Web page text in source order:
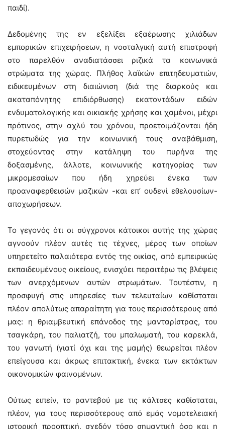
παιδί).
Δεδομένης της εν εξελίξει εξαέρωσης χιλιάδων
εμπορικών επιχειρήσεων, η νοσταλγική αυτή επιστροφή
στο παρελθόν αναδιατάσσει ριζικά τα κοινωνικά
στρώματα της χώρας. Πλήθος λαϊκών επιτηδευματιών,
ειδικευμένων στη διαιώνιση (διά της διαρκούς και
ακαταπόνητης επιδιόρθωσης) εκατοντάδων ειδών
ενδυματολογικής και οικιακής χρήσης και χαμένοι, μέχρι
πρότινος, στην αχλύ του χρόνου, προετοιμάζονται ήδη
πυρετωδώς για την κοινωνική τους αναβάθμιση,
στοχεύοντας στην κατάληψη του πυρήνα της
δοξασμένης, άλλοτε, κοινωνικής κατηγορίας των
μικρομεσαίων που ήδη χηρεύει ένεκα των
προαναφερθεισών μαζικών -και επ’ ουδενί εθελουσίων-
αποχωρήσεων.
Το γεγονός ότι οι σύγχρονοι κάτοικοι αυτής της χώρας
αγνοούν πλέον αυτές τις τέχνες, μέρος των οποίων
υπηρετείτο παλαιότερα εντός της οικίας, από εμπειρικώς
εκπαιδευμένους οικείους, ενισχύει περαιτέρω τις βλέψεις
των ανερχόμενων αυτών στρωμάτων. Τουτέστιν, η
προσφυγή στις υπηρεσίες των τελευταίων καθίσταται
πλέον απολύτως απαραίτητη για τους περισσότερους από
μας: η θριαμβευτική επάνοδος της μανταρίστρας, του
τσαγκάρη, του παλιατζή, του μπαλωματή, του καρεκλά,
του γανωτή (γιατί όχι και της μαμής) θεωρείται πλέον
επείγουσα και άκρως επιτακτική, ένεκα των εκτάκτων
οικονομικών φαινομένων.
Ούτως ειπείν, το ραντεβού με τις κάλτσες καθίσταται,
πλέον, για τους περισσότερους από εμάς νομοτελειακή
ιστορική προοπτική, σχεδόν τόσο σημαντική όσο και η